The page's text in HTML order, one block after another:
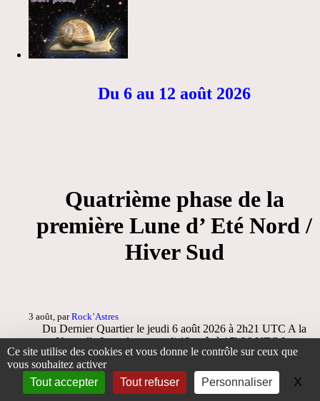
Du 6 au 12 août 2026
Quatrième phase de la
première Lune d’ Eté Nord /
Hiver Sud
3 août, parRock’Astres
Du Dernier Quartier le jeudi 6 août 2026 à 2h21 UTC A la
Nouvelle Lune le mercredi 12 août à 17h36 UTC La
chronologie des Faits Célestes de la période dans la fiche résumé
Ce site utilise des cookies et vous donne le contrôle sur ceux que
vous souhaitez activer
Tout accepter
Tout refuser Personnaliser X